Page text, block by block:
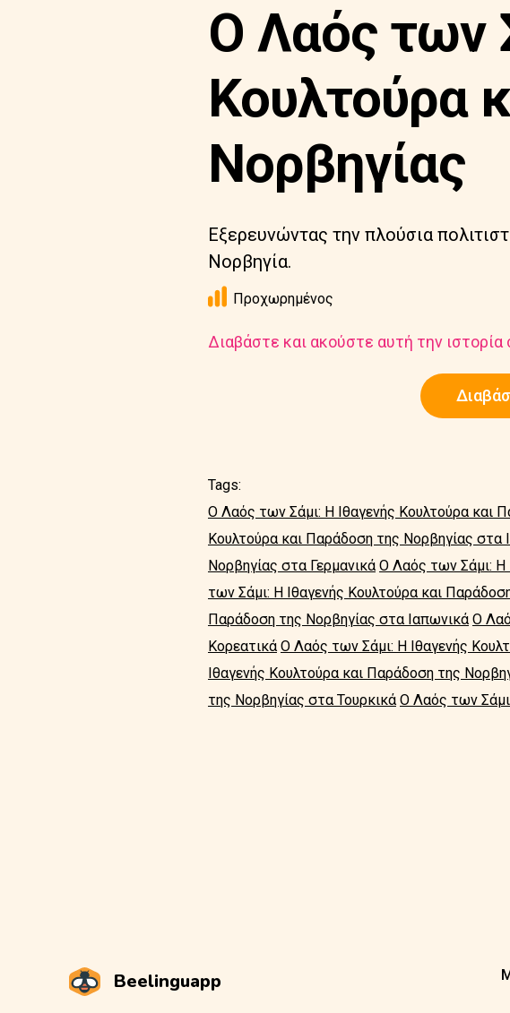
Ο Λαός των
Κουλτούρα
Νορβηγίας
Εξερευνώντας την πλούσια
Νορβηγία.
Προχωρημένος
Διαβάστε και ακούστε αυτή την
Tags:
Ο Λαός των Σάμι: Η Ιθαγενής Κουλτούρα και
Κουλτούρα και Παράδοση της Νορβηγίας στα
Νορβηγίας στα Γερμανικά Ο Λαός των Σάμι: Η
των Σάμι: Η Ιθαγενής Κουλτούρα και
Παράδοση της Νορβηγίας στα Ιαπωνικά Ο
Κορεατικά Ο Λαός των Σάμι: Η Ιθαγενής
Ιθαγενής Κουλτούρα και Παράδοση της
της Νορβηγίας στα Τουρκικά Ο Λαός των
Beelinguapp